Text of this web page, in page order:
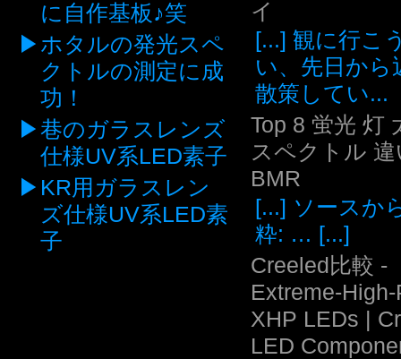
に自作基板♪笑
ホタルの発光スペ
クトルの測定に成
功！
巷のガラスレンズ
仕様UV系LED素子
KR用ガラスレン
ズ仕様UV系LED素
子
イ
[...] 観に行こ
い、先日から
散策してい...
Top 8 蛍光 灯
スペクトル 違
BMR
[...] ソースか
粋: … [...]
Creeled比較 -
Extreme-
XHP LEDs |
LED